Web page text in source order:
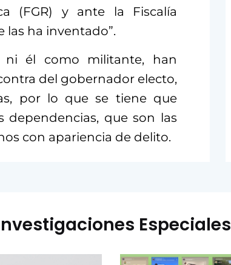
(FGR) y ante la Fiscalía
las ha inventado”.
ni él como militante, han
del gobernador electo,
por lo que se tiene que
dependencias, que son las
con apariencia de delito.
Especiales